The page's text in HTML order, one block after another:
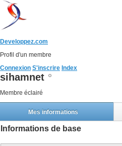
Developpez.com
Profil d'un membre
Connexion S'inscrire Index
sihamnet
Membre éclairé
Mes informations
Informations de base